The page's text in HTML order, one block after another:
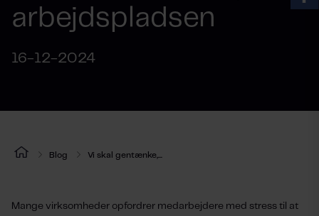
arbejdspladsen
16-12-2024
Blog Vi skal gentænke,...
Mange virksomheder opfordrer medarbejdere med stress til at